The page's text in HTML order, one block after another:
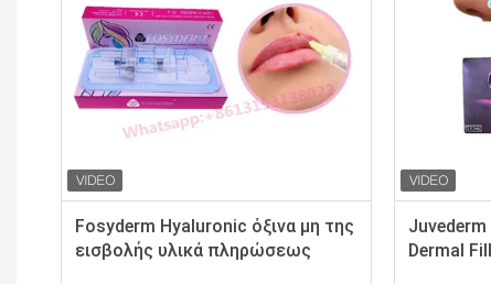
Fosyderm Hyaluronic όξινα μη της
εισβολής υλικά πληρώσεως
Dermal